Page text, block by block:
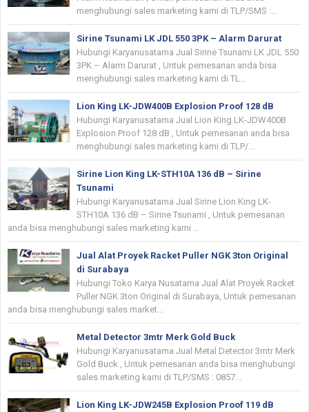
menghubungi sales marketing kami di TLP/SMS :...
Sirine Tsunami LK JDL 550 3PK – Alarm Darurat
Hubungi Karyanusatama Jual Sirine Tsunami LK JDL 550
3PK – Alarm Darurat , Untuk pemesanan anda bisa
menghubungi sales marketing kami di TL...
Lion King LK-JDW400B Explosion Proof 128 dB
Hubungi Karyanusatama Jual Lion King LK-JDW400B
Explosion Proof 128 dB , Untuk pemesanan anda bisa
menghubungi sales marketing kami di TLP/...
Sirine Lion King LK-STH10A 136 dB – Sirine
Tsunami
Hubungi Karyanusatama Jual Sirine Lion King LK-
STH10A 136 dB – Sirine Tsunami , Untuk pemesanan
anda bisa menghubungi sales marketing kami ...
Jual Alat Proyek Racket Puller NGK 3ton Original
di Surabaya
Hubungi Toko Karya Nusatama Jual Alat Proyek Racket
Puller NGK 3ton Original di Surabaya, Untuk pemesanan
anda bisa menghubungi sales market...
Metal Detector 3mtr Merk Gold Buck
Hubungi Karyanusatama Jual Metal Detector 3mtr Merk
Gold Buck , Untuk pemesanan anda bisa menghubungi
sales marketing kami di TLP/SMS : 0857...
Lion King LK-JDW245B Explosion Proof 119 dB